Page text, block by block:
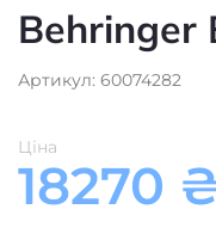
Behringer
Артикул: 60074282
Ціна
18270 ₴